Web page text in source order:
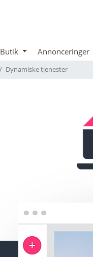
Butik Annonceringer
Dynamiske tjenester